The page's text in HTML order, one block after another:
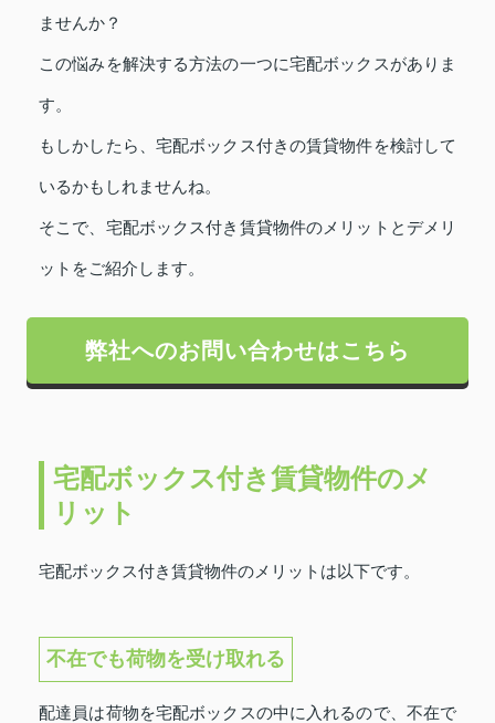
ませんか？
この悩みを解決する方法の一つに宅配ボックスがありま
す。
もしかしたら、宅配ボックス付きの賃貸物件を検討して
いるかもしれませんね。
そこで、宅配ボックス付き賃貸物件のメリットとデメリ
ットをご紹介します。
弊社へのお問い合わせはこちら
宅配ボックス付き賃貸物件のメ
リット
宅配ボックス付き賃貸物件のメリットは以下です。
不在でも荷物を受け取れる
配達員は荷物を宅配ボックスの中に入れるので、不在で